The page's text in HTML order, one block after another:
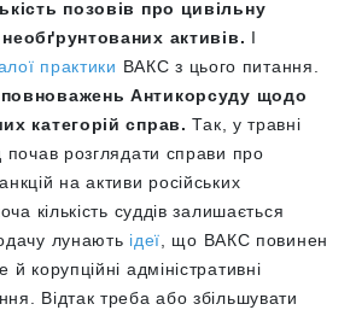
позовів про цивільну
активів. І
практики ВАКС з цього питання.
Антикорсуду щодо
категорій справ. Так, у травні
почав розглядати справи про
на активи російських
кількість суддів залишається
лунають ідеї , що ВАКС повинен
корупційні адміністративні
Відтак треба або збільшувати